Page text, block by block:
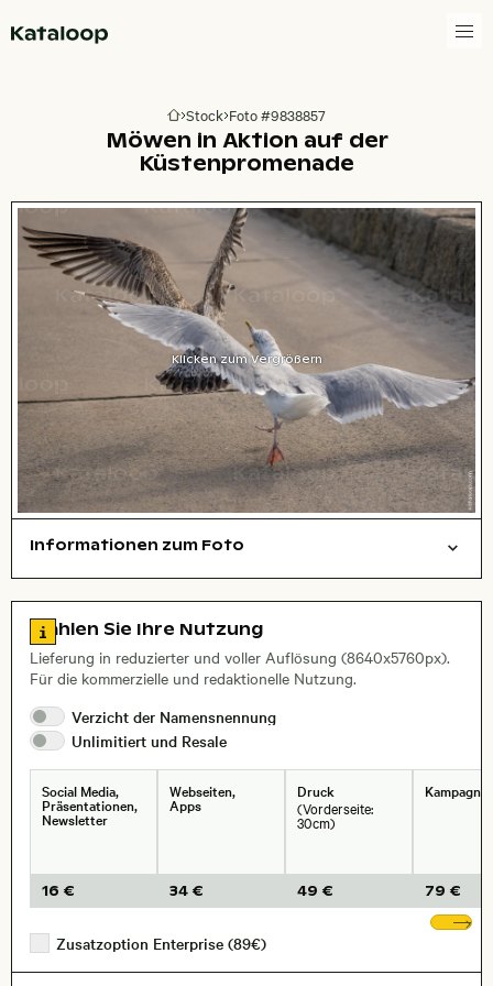
Zur Homepage
Stock Foto #9838857
Möwen in Aktion auf der
Küstenpromenade
Klicken zum Vergrößern
Informationen zum Foto
, Objektiv
Zu den Lizenzinformationen springen
Wählen Sie Ihre Nutzung
Lieferung in reduzierter und voller Auflösung (8640x5760px).
Für die kommerzielle und redaktionelle Nutzung.
Verzicht der Namensnennung
Unlimitiert und Resale
Social Media,
Präsentationen,
Newsletter
16 €
Webseiten,
Apps
34 €
Druck
(Vorderseite:
30cm)
49 € 79 €
Zusatzoption Enterprise (89€)